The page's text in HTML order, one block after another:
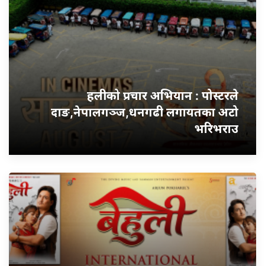
हलीको प्रचार अभियान : पोस्टरले
दाङ,नेपालगञ्ज,धनगढी लगायतका अटो
भरिभराउ